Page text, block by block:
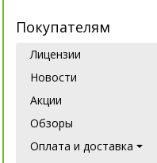
Покупателям
Лицензии
Новости
Акции
Обзоры
Оплата и доставка